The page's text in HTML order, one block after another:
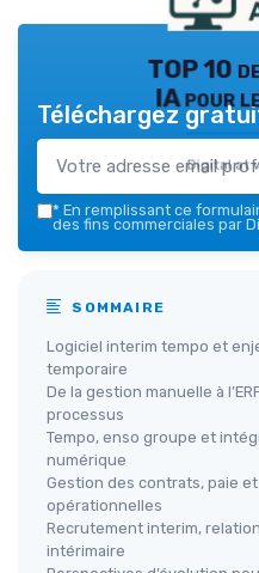
TOP 10
IA pour
Digital at
Téléchargez
* En remplissant ce
des fins commerciales par
SOMMAIRE
Logiciel interim tempo et
temporaire
De la gestion manuelle à
processus
Tempo, enso groupe et
numérique
Gestion des contrats, paie
opérationnelles
Recrutement interim,
intérimaire